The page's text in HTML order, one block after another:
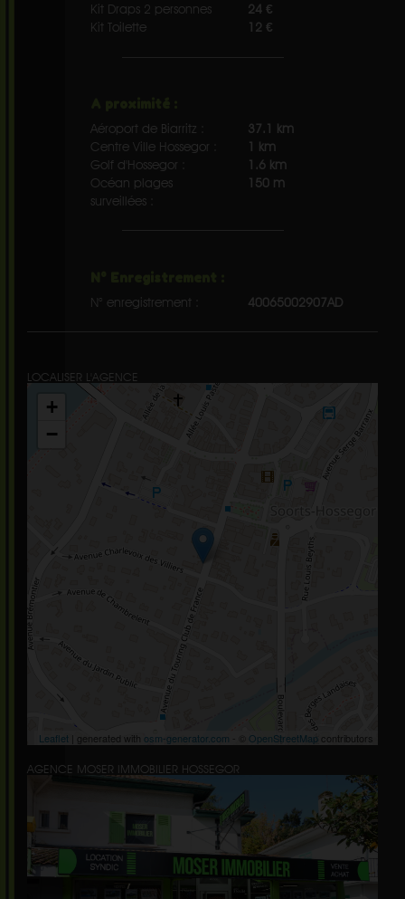
Kit Draps 2 personnes
24 €
Kit Toilette
12 €
Aéroport de Biarritz :
37.1 km
Centre Ville Hossegor :
1 km
Golf d'Hossegor :
1.6 km
Océan plages
surveillées :
150 m
N° enregistrement : 40065002907AD
LOCALISER L'AGENCE
+
−
Leaflet | generated with osm-generator.com OpenStreetMap contributors
AGENCE MOSER IMMOBILIER HOSSEGOR